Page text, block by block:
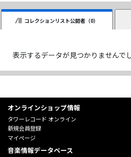
コレクションリスト公開者（0）
表示するデータが見つかりませんでし
オンラインショップ情報
タワーレコード オンライン
新規会員登録
マイページ
音楽情報データベース